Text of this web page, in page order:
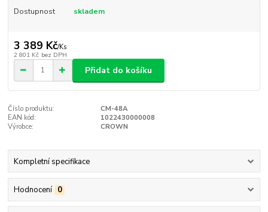
Dostupnost skladem
3 389 Kč/Ks
2 801 Kč bez DPH
Přidat do košíku
Číslo produktu:
CM-48A
EAN kód:
1022430000008
Výrobce:
CROWN
Kompletní specifikace
Hodnocení 0